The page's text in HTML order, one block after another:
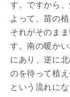
す。ですから
よって、苗の
それがそのま
す。南の暖か
にあり、逆に
のを待って植
という流れにな